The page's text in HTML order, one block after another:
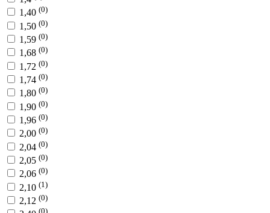
1,40 (0)
1,50 (0)
1,59 (0)
1,68 (0)
1,72 (0)
1,74 (0)
1,80 (0)
1,90 (0)
1,96 (0)
2,00 (0)
2,04 (0)
2,05 (0)
2,06 (0)
2,10 (1)
2,12 (0)
(0)